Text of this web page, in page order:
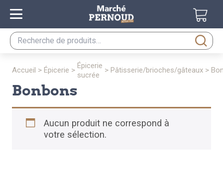
Recherche
pour :
accueil > épicerie >
épicerie
sucrée
> pâtisserie/brioches/gâteaux >
bonbons
Aucun produit ne correspond à
votre sélection.